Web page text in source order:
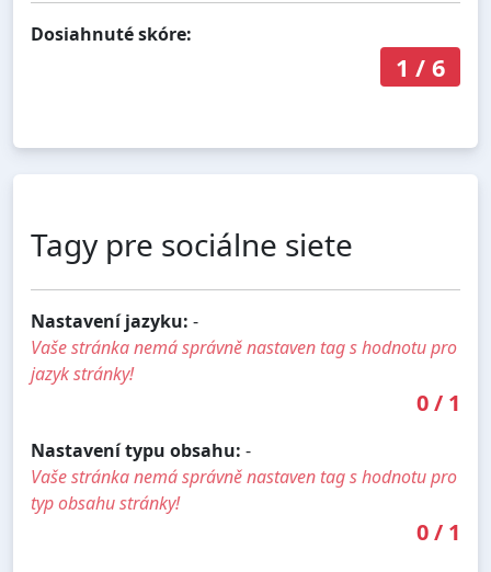
Dosiahnuté skóre:
1 / 6
Tagy pre sociálne siete
Nastavení jazyku: -
Vaše stránka nemá správně nastaven tag s hodnotu pro
jazyk stránky!
0/ 1
Nastavení typu obsahu: -
Vaše stránka nemá správně nastaven tag s hodnotu pro
typ obsahu stránky!
0/ 1